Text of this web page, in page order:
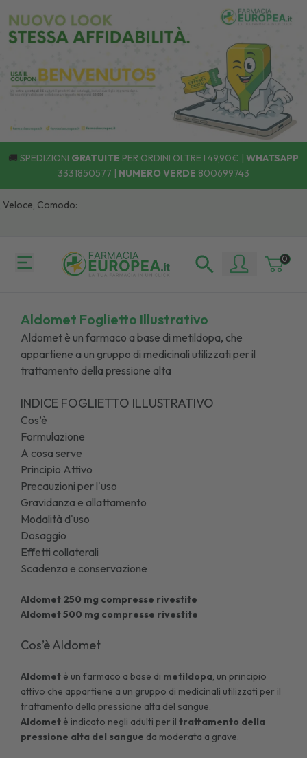
🚚 SPEDIZIONI GRATUITE PER ORDINI OLTRE I 49,90€ | WHATSAPP
3331850577 | NUMERO VERDE 800699743
Comodo:
0
Aldomet Foglietto Illustrativo
Aldomet è un farmaco a base di metildopa, che
appartiene a un gruppo di medicinali utilizzati per il
trattamento della pressione alta
INDICE FOGLIETTO ILLUSTRATIVO
Cos’è
Formulazione
A cosa serve
Principio Attivo
Precauzioni per l'uso
Gravidanza e allattamento
Modalità d'uso
Dosaggio
Effetti collaterali
Scadenza e conservazione
Aldomet 250 mg compresse rivestite
Aldomet 500 mg compresse rivestite
Cos’è Aldomet
Aldomet è un farmaco a base di metildopa, un principio
attivo che appartiene a un gruppo di medicinali utilizzati per il
trattamento della pressione alta del sangue.
Aldomet è indicato negli adulti per iltrattamento della
pressione alta del sangue da moderata a grave.